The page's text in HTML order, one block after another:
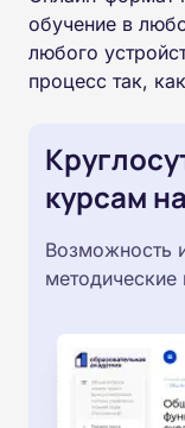
обучение в
любого
процесс так,
курсам
Возможность